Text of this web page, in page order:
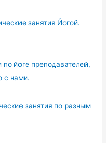
занятия Йогой.
йоге преподавателей,
с нами.
занятия по разным